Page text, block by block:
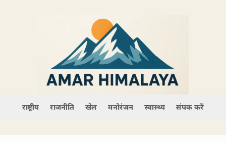
राष्ट्रीय राजनीति खेल मनोरंजन स्वास्थ्य संपर्क करें